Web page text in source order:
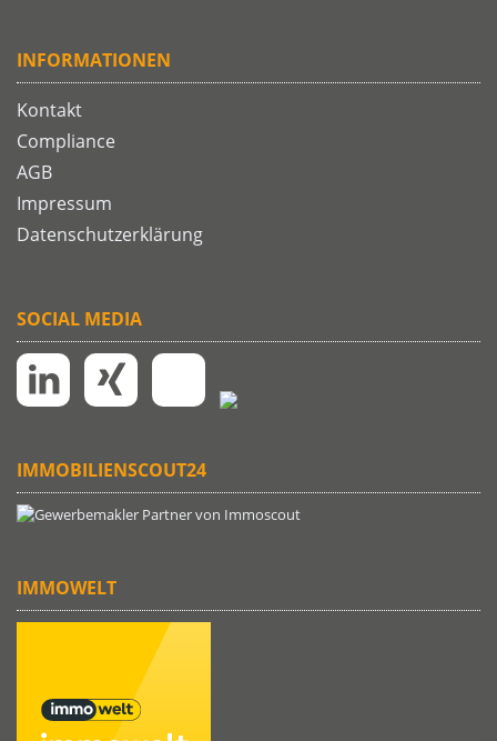
INFORMATIONEN
Kontakt
Compliance
AGB
Impressum
Datenschutzerklärung
SOCIAL MEDIA
IMMOBILIENSCOUT24
IMMOWELT